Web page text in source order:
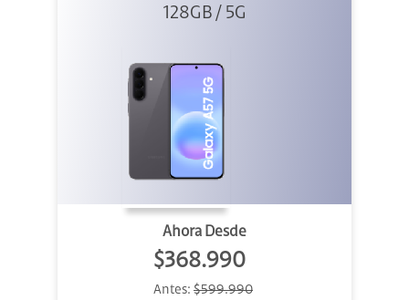
Gray
128GB / 5G
Ahora Desde
$368.990
Antes: $599.990